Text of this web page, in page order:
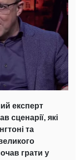
експерт
сценарії, які
та
грати у